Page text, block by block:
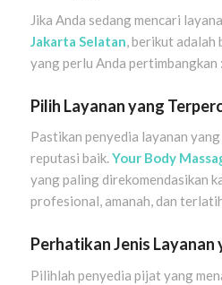
Jika Anda sedang mencari
Jakarta Selatan , berikut
yang perlu Anda pertimbangkan :
Pilih Layanan yang
Pastikan penyedia layanan
reputasi baik.Your Body
yang paling direkomendasikan
profesional, amanah, dan
Perhatikan Jenis
Pilihlah penyedia pijat yang